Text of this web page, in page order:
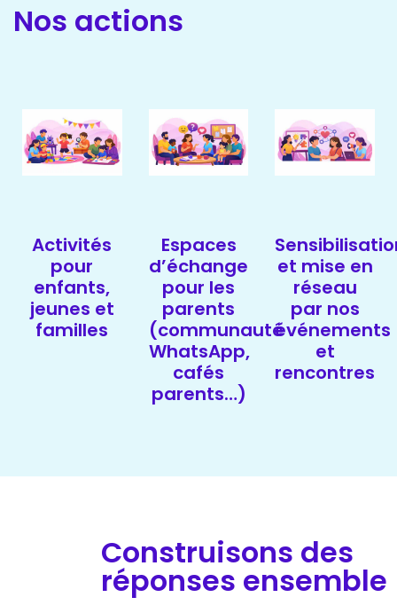
Nos actions
Activités
pour
enfants,
jeunes et
familles
Espaces
d’échange
pour les
parents
(communauté
WhatsApp,
cafés
parents…)
et mise en
réseau
par nos
événements
et
rencontres
Construisons des
réponses ensemble